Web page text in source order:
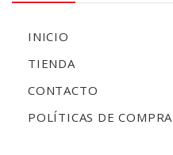
INICIO
TIENDA
CONTACTO
POLÍTICAS DE COMPRA